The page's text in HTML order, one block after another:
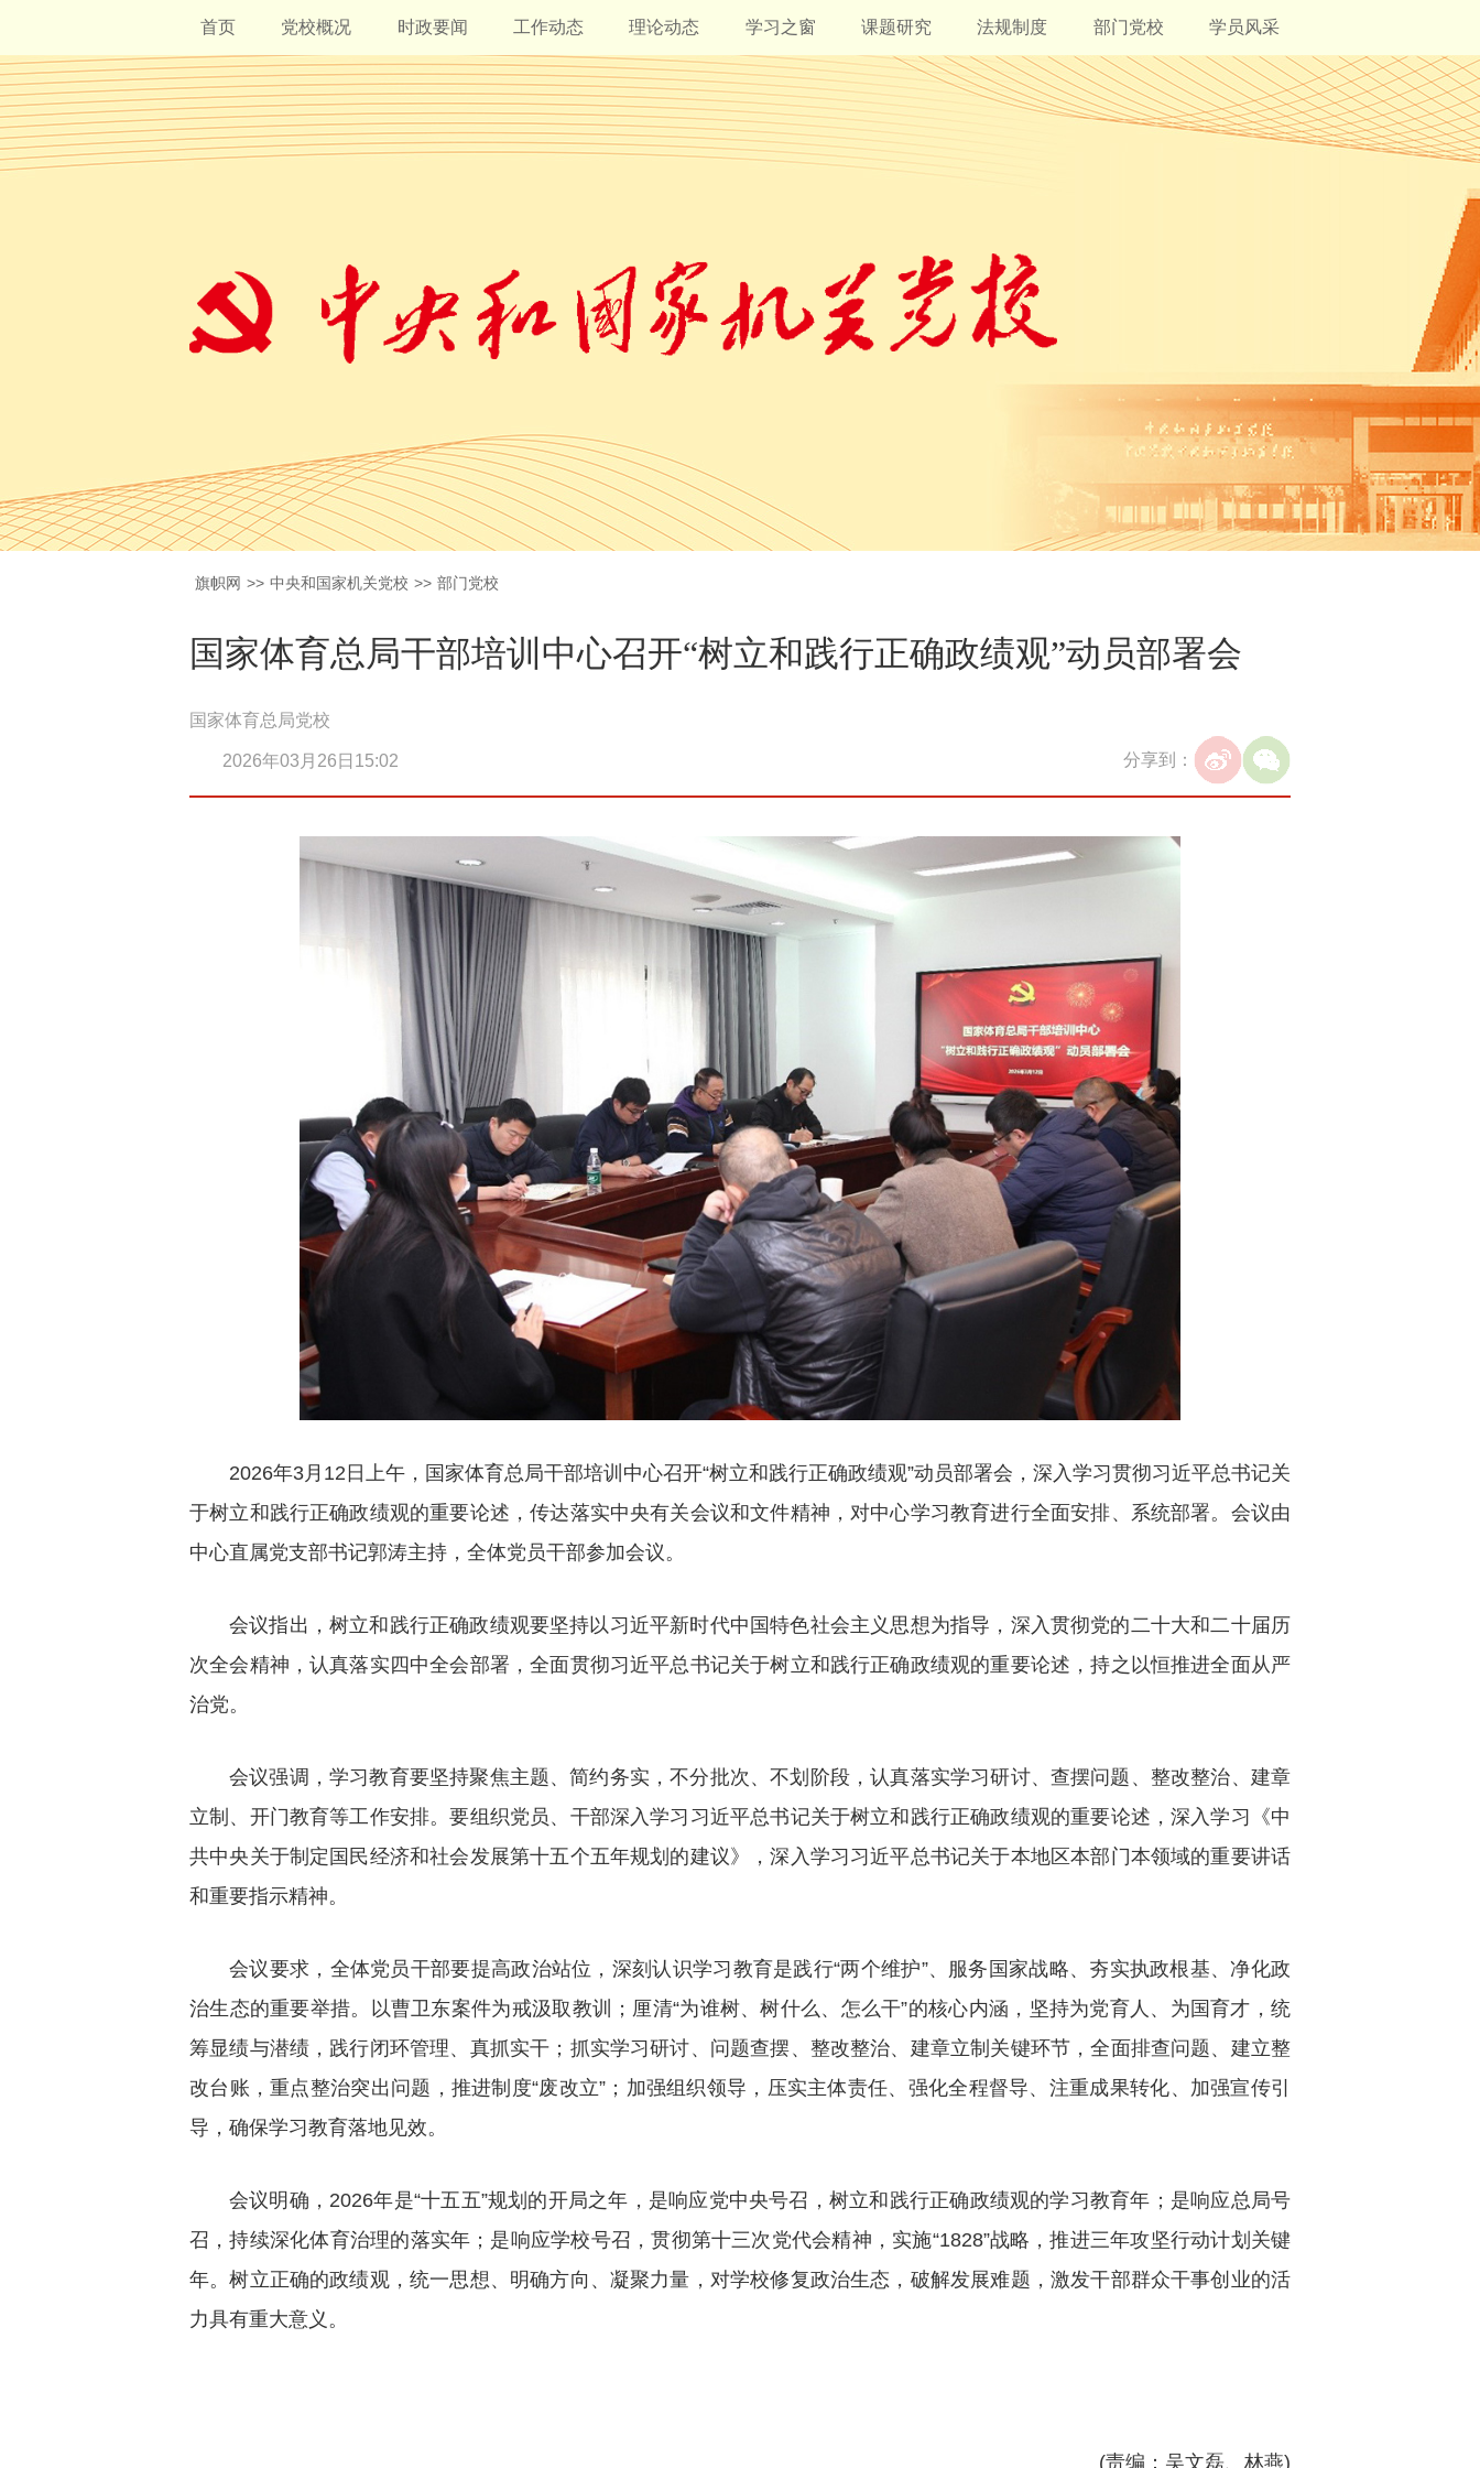
首页 党校概况 时政要闻 工作动态 理论动态 学习之窗 课题研究 法规制度 部门党校 学员风采
旗帜网 >> 中央和国家机关党校 >> 部门党校
国家体育总局干部培训中心召开“树立和践行正确政绩观”动员部署会
国家体育总局党校
2026年03月26日15:02 分享到：
2026年3月12日上午，国家体育总局干部培训中心召开“树立和践行正确政绩观”动员部署会，深入学习贯彻习近平总书记关
于树立和践行正确政绩观的重要论述，传达落实中央有关会议和文件精神，对中心学习教育进行全面安排、系统部署。会议由
中心直属党支部书记郭涛主持，全体党员干部参加会议。
会议指出，树立和践行正确政绩观要坚持以习近平新时代中国特色社会主义思想为指导，深入贯彻党的二十大和二十届历
次全会精神，认真落实四中全会部署，全面贯彻习近平总书记关于树立和践行正确政绩观的重要论述，持之以恒推进全面从严
治党。
会议强调，学习教育要坚持聚焦主题、简约务实，不分批次、不划阶段，认真落实学习研讨、查摆问题、整改整治、建章
立制、开门教育等工作安排。要组织党员、干部深入学习习近平总书记关于树立和践行正确政绩观的重要论述，深入学习《中
共中央关于制定国民经济和社会发展第十五个五年规划的建议》，深入学习习近平总书记关于本地区本部门本领域的重要讲话
和重要指示精神。
会议要求，全体党员干部要提高政治站位，深刻认识学习教育是践行“两个维护”、服务国家战略、夯实执政根基、净化政
治生态的重要举措。以曹卫东案件为戒汲取教训；厘清“为谁树、树什么、怎么干”的核心内涵，坚持为党育人、为国育才，统
筹显绩与潜绩，践行闭环管理、真抓实干；抓实学习研讨、问题查摆、整改整治、建章立制关键环节，全面排查问题、建立整
改台账，重点整治突出问题，推进制度“废改立”；加强组织领导，压实主体责任、强化全程督导、注重成果转化、加强宣传引
导，确保学习教育落地见效。
会议明确，2026年是“十五五”规划的开局之年，是响应党中央号召，树立和践行正确政绩观的学习教育年；是响应总局号
召，持续深化体育治理的落实年；是响应学校号召，贯彻第十三次党代会精神，实施“1828”战略，推进三年攻坚行动计划关键
年。树立正确的政绩观，统一思想、明确方向、凝聚力量，对学校修复政治生态，破解发展难题，激发干部群众干事创业的活
力具有重大意义。
(责编：吴文磊、林燕)